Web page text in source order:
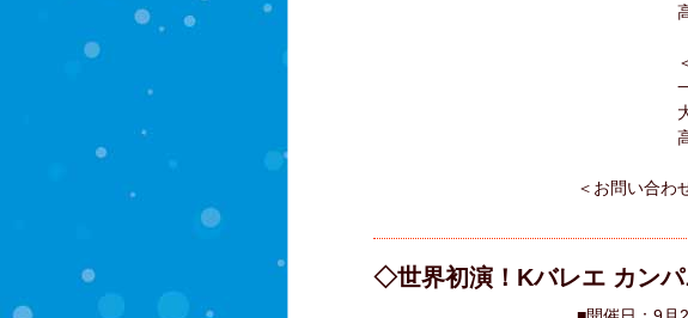
高校生
＜前
一般
大学生
高校生
＜お問い合わ
03-
◇世界初演！Kバレエ カンパ